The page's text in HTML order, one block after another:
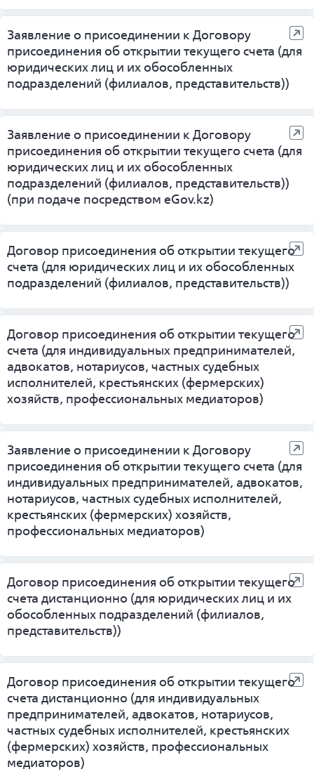
Заявление о присоединении к Договору
присоединения об открытии текущего счета (для
юридических лиц и их обособленных
подразделений (филиалов, представительств))
Заявление о присоединении к Договору
присоединения об открытии текущего счета (для
юридических лиц и их обособленных
подразделений (филиалов, представительств))
(при подаче посредством eGov.kz)
Договор присоединения об открытии текущего
счета (для юридических лиц и их обособленных
подразделений (филиалов, представительств))
Договор присоединения об открытии текущего
счета (для индивидуальных предпринимателей,
адвокатов, нотариусов, частных судебных
исполнителей, крестьянских (фермерских)
хозяйств, профессиональных медиаторов)
Заявление о присоединении к Договору
присоединения об открытии текущего счета (для
индивидуальных предпринимателей, адвокатов,
нотариусов, частных судебных исполнителей,
крестьянских (фермерских) хозяйств,
профессиональных медиаторов)
Договор присоединения об открытии текущего
счета дистанционно (для юридических лиц и их
обособленных подразделений (филиалов,
представительств))
Договор присоединения об открытии текущего
счета дистанционно (для индивидуальных
предпринимателей, адвокатов, нотариусов,
частных судебных исполнителей, крестьянских
(фермерских) хозяйств, профессиональных
медиаторов)